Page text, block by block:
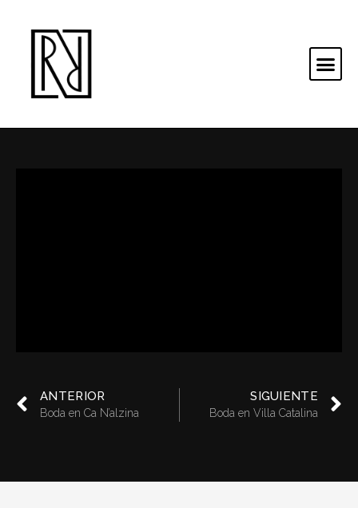
ANTERIOR
Boda en Ca N’alzina
SIGUIENTE
Boda en Villa Catalina